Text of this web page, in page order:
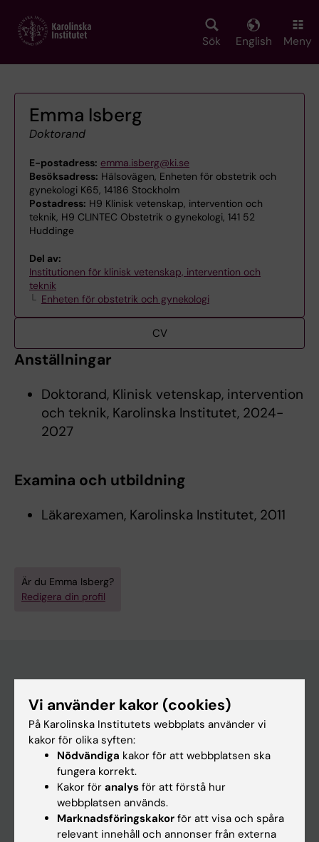
main
Sök English Meny
Emma Isberg
Doktorand
E-postadress: emma.isberg@ki.se
Besöksadress: Hälsovägen, Enheten för obstetrik och
gynekologi K65, 14186 Stockholm
Postadress: H9 Klinisk vetenskap, intervention och
teknik, H9 CLINTEC Obstetrik o gynekologi, 141 52
Huddinge
Del av:
Institutionen för klinisk vetenskap, intervention och
teknik
Enheten för obstetrik och gynekologi
CV
Anställningar
Doktorand, Klinisk vetenskap, intervention
och teknik, Karolinska Institutet, 2024-
2027
Examina och utbildning
Läkarexamen, Karolinska Institutet, 2011
Är du Emma Isberg?
Redigera din profil
Utbildning
Forskarutbildning
Forskning
Vi använder kakor (cookies)
På Karolinska Institutets webbplats använder vi
kakor för olika syften:
Nödvändiga kakor för att webbplatsen ska
fungera korrekt.
Kakor för analys för att förstå hur
webbplatsen används.
Marknadsföringskakor för att visa och spåra
relevant innehåll och annonser från externa